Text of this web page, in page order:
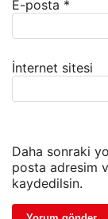
E-posta *
İnternet sitesi
Daha sonraki
posta adresim
kaydedilsin.